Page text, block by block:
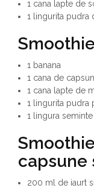
1 cana lapte de
1 lingurita pudra
1 banana
1 cana de
1 cana lapte de
1 lingurita pudra
1 lingura
capsune
200 ml de iaurt